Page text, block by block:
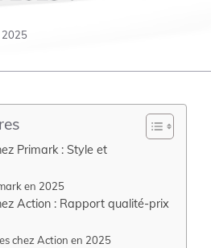
Primark : Style et
en 2025
Action : Rapport qualité-prix
chez Action en 2025